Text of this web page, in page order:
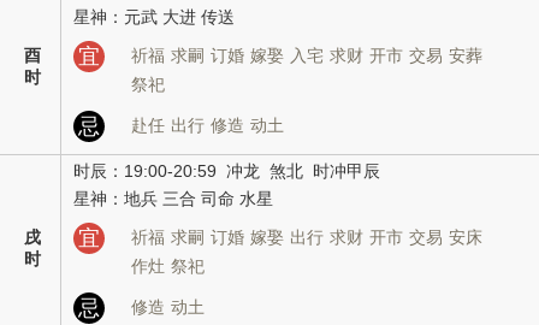
酉
时
星神：元武 大进 传送
宜 祈福 求嗣 订婚 嫁娶 入宅 求财 开市 交易 安葬
祭祀
忌 赴任 出行 修造 动土
戌
时
时辰：19:00-20:59 冲龙 煞北 时冲甲辰
星神：地兵 三合 司命 水星
宜 祈福 求嗣 订婚 嫁娶 出行 求财 开市 交易 安床
作灶 祭祀
忌 修造 动土